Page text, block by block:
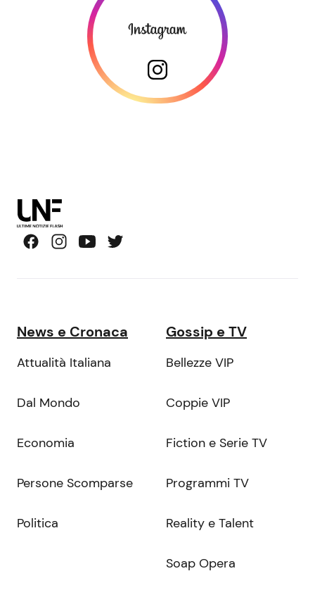
News e Cronaca
Attualità Italiana
Dal Mondo
Economia
Persone Scomparse
Politica
Gossip e TV
Bellezze VIP
Coppie VIP
Fiction e Serie TV
Programmi TV
Reality e Talent
Soap Opera